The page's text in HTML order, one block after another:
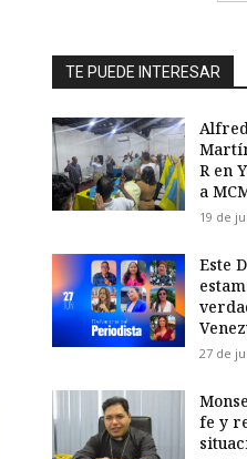
TE PUEDE INTERESAR
R en
a
19 de
Este
27 de
fe y